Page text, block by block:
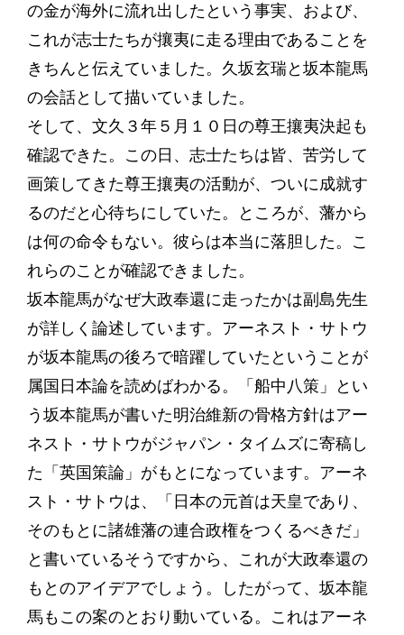
の金が海外に流れ出したという事実、および、
これが志士たちが攘夷に走る理由であることを
きちんと伝えていました。久坂玄瑞と坂本龍馬
の会話として描いていました。
そして、文久３年５月１０日の尊王攘夷決起も
確認できた。この日、志士たちは皆、苦労して
画策してきた尊王攘夷の活動が、ついに成就す
るのだと心待ちにしていた。ところが、藩から
は何の命令もない。彼らは本当に落胆した。こ
れらのことが確認できました。
坂本龍馬がなぜ大政奉還に走ったかは副島先生
が詳しく論述しています。アーネスト・サトウ
が坂本龍馬の後ろで暗躍していたということが
属国日本論を読めばわかる。「船中八策」とい
う坂本龍馬が書いた明治維新の骨格方針はアー
ネスト・サトウがジャパン・タイムズに寄稿し
た「英国策論」がもとになっています。アーネ
スト・サトウは、「日本の元首は天皇であり、
そのもとに諸雄藩の連合政権をつくるべきだ」
と書いているそうですから、これが大政奉還の
もとのアイデアでしょう。したがって、坂本龍
馬もこの案のとおり動いている。これはアーネ